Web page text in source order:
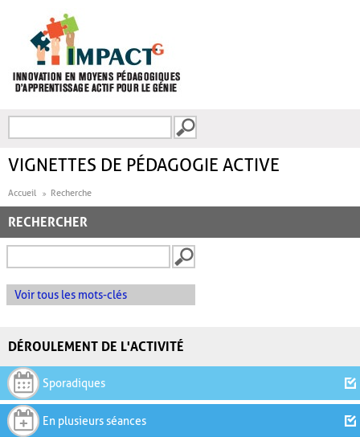
FORMULAIRE DE
VIGNETTES DE PÉDAGOGIE ACTIVE
Accueil Recherche
RECHERCHER
Voir tous les mots-clés
DÉROULEMENT DE L'ACTIVITÉ
Sporadiques
En plusieurs séances